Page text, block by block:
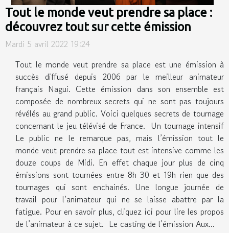
Tout le monde veut prendre sa place :
découvrez tout sur cette émission
Mardi 5 avril 2022 19:24
Tout le monde veut prendre sa place est une émission à
succès diffusé depuis 2006 par le meilleur animateur
français Nagui. Cette émission dans son ensemble est
composée de nombreux secrets qui ne sont pas toujours
révélés au grand public. Voici quelques secrets de tournage
concernant le jeu télévisé de France. Un tournage intensif
Le public ne le remarque pas, mais l’émission tout le
monde veut prendre sa place tout est intensive comme les
douze coups de Midi. En effet chaque jour plus de cinq
émissions sont tournées entre 8h 30 et 19h rien que des
tournages qui sont enchainés. Une longue journée de
travail pour l’animateur qui ne se laisse abattre par la
fatigue. Pour en savoir plus, cliquez ici pour lire les propos
de l’animateur à ce sujet. Le casting de l’émission Aux...